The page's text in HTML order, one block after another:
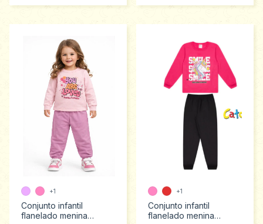
Conjunto infantil
flanelado menina
+1
Conjunto infantil
flanelado menina
+1